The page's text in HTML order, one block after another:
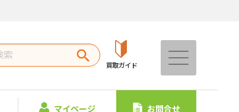
買取ガイド
マイページ お問合せ